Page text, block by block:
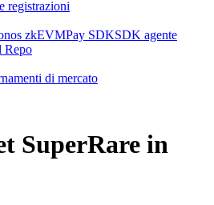
registrazioni
zkEVMPay SDKSDK agente
Repo
di mercato
SuperRare in